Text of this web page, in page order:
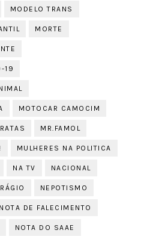
MODELO TRANS
MORTE
19
MOTOCAR CAMOCIM
MR.FAMOL
MULHERES NA POLITICA
NA TV NACIONAL
NEPOTISMO
NOTA DE FALECIMENTO
NOTA DO SAAE